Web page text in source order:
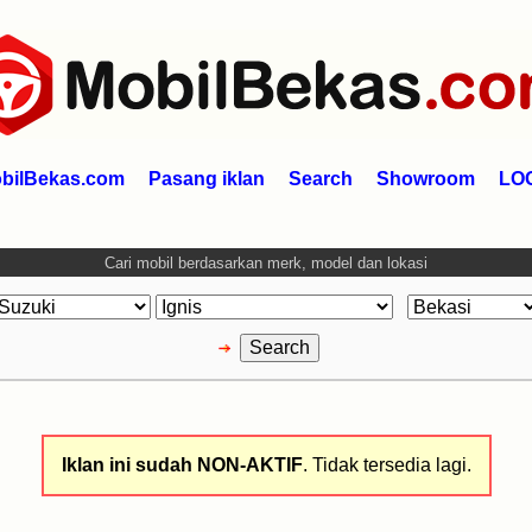
Pasang iklan Search Showroom
Cari mobil berdasarkan merk, model dan lokasi
Iklan ini sudah NON-AKTIF. Tidak tersedia lagi.